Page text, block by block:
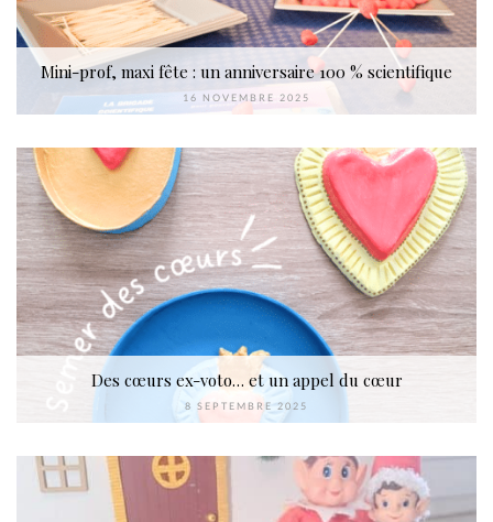
Mini-prof, maxi fête : un anniversaire 100 % scientifique
16 NOVEMBRE 2025
Des cœurs ex-voto… et un appel du cœur
8 SEPTEMBRE 2025